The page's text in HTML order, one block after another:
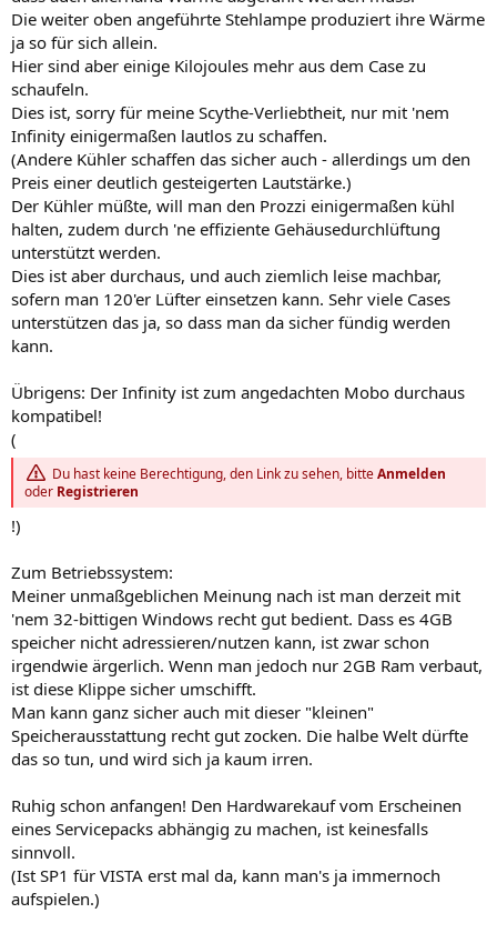
Die weiter oben angeführte Stehlampe produziert ihre Wärme
ja so für sich allein.
Hier sind aber einige Kilojoules mehr aus dem Case zu
schaufeln.
Dies ist, sorry für meine Scythe-Verliebtheit, nur mit 'nem
Infinity einigermaßen lautlos zu schaffen.
(Andere Kühler schaffen das sicher auch - allerdings um den
Preis einer deutlich gesteigerten Lautstärke.)
Der Kühler müßte, will man den Prozzi einigermaßen kühl
halten, zudem durch 'ne effiziente Gehäusedurchlüftung
unterstützt werden.
Dies ist aber durchaus, und auch ziemlich leise machbar,
sofern man 120'er Lüfter einsetzen kann. Sehr viele Cases
unterstützen das ja, so dass man da sicher fündig werden
kann.
Übrigens: Der Infinity ist zum angedachten Mobo durchaus
kompatibel!
(
Du hast keine Berechtigung, den Link zu sehen, bitteAnmelden
oder Registrieren
!)
Zum Betriebssystem:
Meiner unmaßgeblichen Meinung nach ist man derzeit mit
'nem 32-bittigen Windows recht gut bedient. Dass es 4GB
speicher nicht adressieren/nutzen kann, ist zwar schon
irgendwie ärgerlich. Wenn man jedoch nur 2GB Ram verbaut,
ist diese Klippe sicher umschifft.
Man kann ganz sicher auch mit dieser "kleinen"
Speicherausstattung recht gut zocken. Die halbe Welt dürfte
das so tun, und wird sich ja kaum irren.
Ruhig schon anfangen! Den Hardwarekauf vom Erscheinen
eines Servicepacks abhängig zu machen, ist keinesfalls
sinnvoll.
(Ist SP1 für VISTA erst mal da, kann man's ja immernoch
aufspielen.)